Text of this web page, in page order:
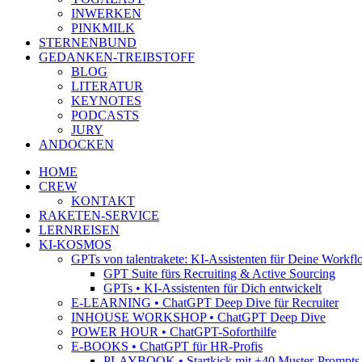
INWERKEN
PINKMILK
STERNENBUND
GEDANKEN-TREIBSTOFF
BLOG
LITERATUR
KEYNOTES
PODCASTS
JURY
ANDOCKEN
HOME
CREW
KONTAKT
RAKETEN-SERVICE
LERNREISEN
KI-KOSMOS
GPTs von talentrakete: KI-Assistenten für Deine
GPT Suite fürs Recruiting & Active Sourcing
GPTs • KI-Assistenten für Dich entwickelt
E-LEARNING • ChatGPT Deep Dive für Recruiter
INHOUSE WORKSHOP • ChatGPT Deep Dive
POWER HOUR • ChatGPT-Soforthilfe
E-BOOKS • ChatGPT für HR-Profis